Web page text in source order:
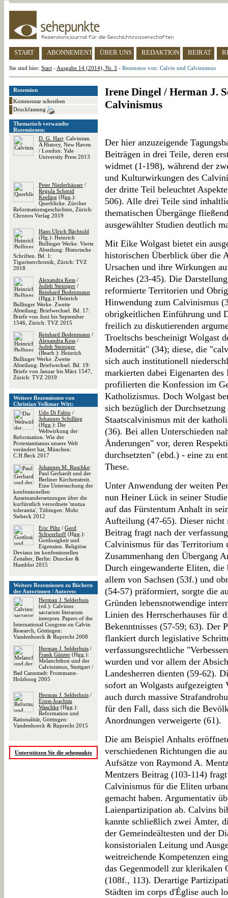
START ABONNEMENT ÜBER UNS REDAKTION BEIRAT
Sie sind hier: Start - Ausgabe 14 (2014), Nr. 3 - Rezension von: Calvin und Calvinismus
Rezension
Kommentar schreiben
Druckfassung
Thematisch verwandte
Rezensionen:
D. G. Hart: Calvinism.
A History, New Haven
/ London: Yale
University Press 2013
Peter Niederhäuser /
Regula Schmid
Keeling (Hgg.):
Querblicke. Zürcher
Reformationsgeschichten, Zürich:
Chronos Verlag 2019
Hans Ulrich Bächtold
(Hg.): Heinrich
Bullinger Werke. Vierte
Abteilung: Historische
Schriften. Bd. 1:
Tigurinerchronik, Zürich: TVZ
2018
Alexandra Kess /
Judith Steiniger /
Reinhard Bodenmann
(Hgg.): Heinrich
Bullinger Werke. Zweite
Abteilung: Briefwechsel. Bd. 17:
Briefe von Juni bis September
1546, Zürich: TVZ 2015
Reinhard Bodenmann /
Alexandra Kess /
Judith Steiniger
(Bearb.): Heinrich
Bullinger Werke. Zweite
Abteilung: Briefwechsel. Bd. 19:
Briefe von Januar bis März 1547,
Zürich: TVZ 2019
Weitere Rezensionen von
Christian Volkmar Witt:
Udo Di Fabio /
Johannes Schilling
(Hgg.): Die
Weltwirkung der
Reformation. Wie der
Protestantismus unsere Welt
verändert hat, München:
C.H.Beck 2017
Johannes M. Ruschke:
Paul Gerhardt und der
Berliner Kirchenstreit.
Eine Untersuchung der
konfessionellen
Auseinandersetzungen über die
kurfürstlich verordnete 'mutua
tolerantia', Tübingen: Mohr
Siebeck 2012
Eric Piltz / Gerd
Schwerhoff (Hgg.):
Gottlosigkeit und
Eigensinn. Religiöse
Devianz im konfessionellen
Zeitalter, Berlin: Duncker &
Humblot 2015
Weitere Rezensionen zu Büchern
der Autorinnen / Autoren:
Herman J. Selderhuis
(ed.): Calvinus
sacrarum literarum
interpres. Papers of the
International Congress on Calvin
Research, Göttingen:
Vandenhoeck & Ruprecht 2008
Herman J. Selderhuis /
Frank Günter (Hgg.):
Melanchthon und der
Calvinismus, Stuttgart /
Bad Cannstadt: Frommann-
Holzboog 2005
Herman J. Selderhuis /
Ernst-Joachim
Waschke (Hgg.):
Reformation und
Rationalität, Göttingen:
Vandenhoeck & Ruprecht 2015
Unterstützen Sie die sehepunkte
Irene Dingel / Herman J.
Calvinismus
Der hier anzuzeigende
Beiträgen in drei Teile, deren
widmet (1-198), während der
und Kulturwirkungen des
der dritte Teil beleuchtet
506). Alle drei Teile sind
thematischen Übergänge
ausgewählter Studien deutlich
Mit Eike Wolgast bietet ein
historischen Überblick über die
Ursachen und ihre Wirkungen
Reiches (23-45). Die
reformierte Territorien und
Hinwendung zum Calvinismus
obrigkeitlichen Einführung und
freilich zu diskutierenden
Troeltschs bescheinigt Wolgast
Modernität" (34); diese, die
sich auch institutionell
markierten dabei Eigenarten
profilierten die Konfession im
Katholizismus. Doch Wolgast
sich bezüglich der Durchsetzung
Staatscalvinismus mit der
(36). Bei allen Unterschieden
Änderungen" vor, deren
durchsetzten" (ebd.) - eine zu
These.
Unter Anwendung der weiten
nun Heiner Lück in seiner
auf das Fürstentum Anhalt in
Aufteilung (47-65). Dieser nicht
Beitrag fragt nach der
Calvinismus für das Territorium
Zusammenhang den Übergang
Durch eingewanderte Eliten,
allem von Sachsen (53f.) und
(54-57) präformiert, sorgte die
Gründen lebensnotwendige
Linien des Herrscherhauses für
Bekenntnisses (57-59; 63). Der
flankiert durch legislative
verfassungsrechtliche
wurden und vor allem der
Landesherren dienten (59-62).
sofort an Wolgasts
auch durch massive
für den Fall, dass sich die
Anordnungen verweigerte (61).
Die am Beispiel Anhalts
verschiedenen Richtungen die
Aufsätze von Raymond A.
Mentzers Beitrag (103-114)
Calvinismus für die Eliten
gemacht haben. Argumentativ
Laienpartizipation ab. Calvins
kannte schließlich zwei Ämter,
der Gemeindeältesten und der
konsistorialen Leitung und
weitreichende Kompetenzen
das Gegenmodell zur klerikalen
(108f., 113). Derartige
Städten im corps d'Église auch